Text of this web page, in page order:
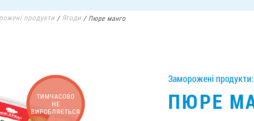
продукти / Ягоди /Пюре манго
ТИМЧАСОВО
НЕ
ВИРОБЛЯЄТЬСЯ
Заморожені
ПЮРЕ